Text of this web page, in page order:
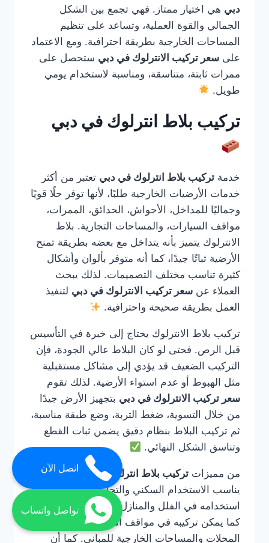
دبي هي اختيار ممتاز. فهي تجمع بين الشكل
الجمالي والقوة العملية، وتساعد على تنظيم
المساحات الخارجية بطريقة احترافية. ومع الاعتماد
على سعر تركيب الانترلوك في دبي ستحصل على
ممرات ثابتة، متناسقة، ومناسبة لاستخدام يومي
طويل.
تركيب بلاط انترلوك في دبي
خدمة تركيب بلاط انترلوك في دبي تعتبر من أكثر
خدمات الأرضيات الخارجية طلبًا، لأنها توفر حلًا قويًا
وجماليًا للمداخل، الأحواش، الحدائق، الممرات،
مواقف السيارات، والمساحات التجارية. بلاط
الانترلوك يتميز بأنه يتداخل مع بعضه بطريقة تمنح
الأرضية ثباتًا جيدًا، كما أنه متوفر بألوان وأشكال
كثيرة تناسب مختلف التصميمات. لذلك يبحث
العملاء عن سعر تركيب الانترلوك في دبي لتنفيذ
العمل بطريقة صحيحة واحترافية.
تركيب بلاط الانترلوك يحتاج إلى خبرة في التأسيس
قبل الرص. فحتى لو كان البلاط عالي الجودة، فإن
التركيب الضعيف قد يؤدي إلى مشاكل مستقبلية
مثل الهبوط أو عدم استواء الأرضية. لذلك تقوم
سعر تركيب الانترلوك في دبي بتجهيز الأرض جيدًا
من خلال التسوية، ضغط التربة، وضع طبقة مناسبة،
ثم تركيب البلاط بنظام دقيق يضمن ثبات القطع
وتناسق الشكل النهائي.
من مميزات تركيب بلاط انترلوك في دبيأنه
يناسب الاستخدام السكني والتجاري. يمكن
استخدامه في الفلل والمنازل والحدائق والممرات،
كما يمكن تركيبه في مواقف السيارات ومداخل
المحلات والمساحات الخارجية للمباني. كما أن
اتصل الآن
تواصل واتساب